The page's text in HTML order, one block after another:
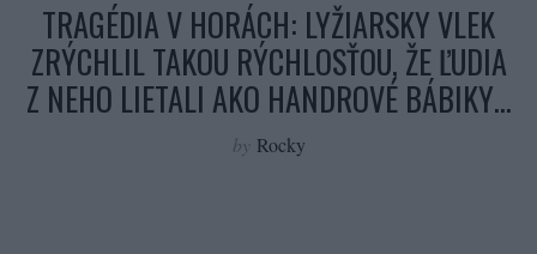
TRAGÉDIA V HORÁCH: LYŽIARSKY VLEK
ZRÝCHLIL TAKOU RÝCHLOSŤOU, ŽE ĽUDIA
Z NEHO LIETALI AKO HANDROVÉ BÁBIKY…
by Rocky